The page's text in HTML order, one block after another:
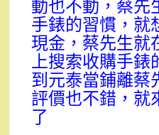
動也不動，蔡先
手錶的習慣，就
現金，蔡先生就
上搜索收購手錶
到元泰當鋪離蔡
評價也不錯，就
了